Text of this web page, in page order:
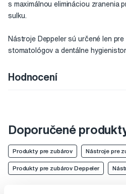
s maximálnou elimináciou zranenia
sulku.
Nástroje Deppeler sú určené len
stomatológov a dentálne
Hodnocení
Doporučené
Produkty pre zubárov Nástroje pre
Produkty pre zubárov Deppeler